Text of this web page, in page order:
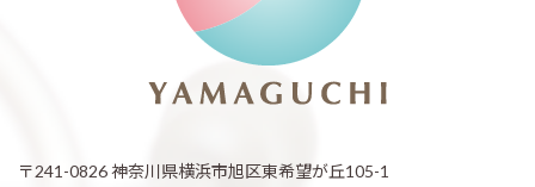
〒241-0826 神奈川県横浜市旭区東希望が丘105-1